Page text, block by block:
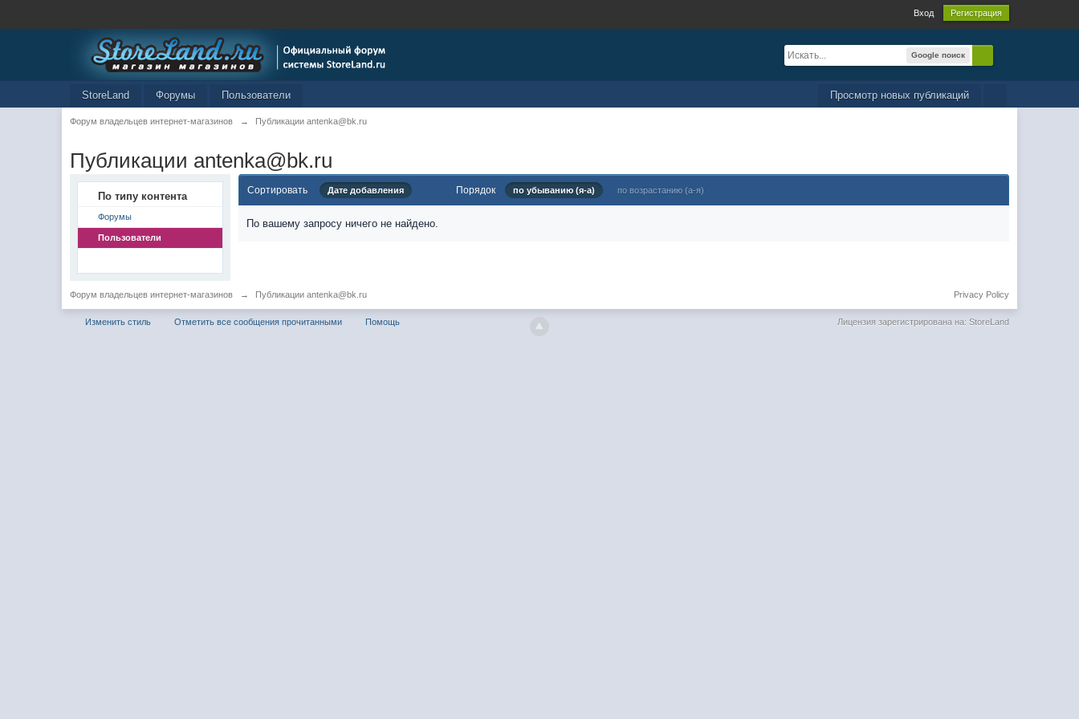
Вход Регистрация
Google поиск
Просмотр новых публикаций
StoreLand Форумы Пользователи
Форум владельцев интернет-магазинов → Публикации antenka@bk.ru
Публикации antenka@bk.ru
По типу контента
Форумы
Пользователи
Сортировать Дате добавления Порядок по убыванию (я-а) по возрастанию (а-я)
По вашему запросу ничего не найдено.
Форум владельцев интернет-магазинов → Публикации antenka@bk.ru Privacy Policy
Изменить стиль Отметить все сообщения прочитанными Помощь Лицензия зарегистрирована на: StoreLand